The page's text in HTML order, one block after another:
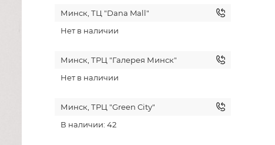
Минск, ТЦ "Dana Mall"
Нет в наличии
Минск, ТРЦ "Галерея Минск"
Нет в наличии
Минск, ТРЦ "Green City"
В наличии: 42